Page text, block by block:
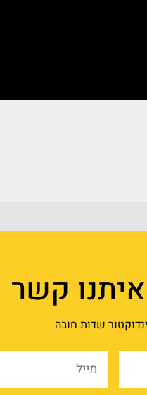
קשר
שדות חובה